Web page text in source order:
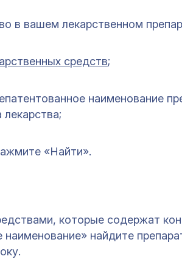
в вашем лекарственном
средств;
наименование
«Найти».
которые содержат
найдите